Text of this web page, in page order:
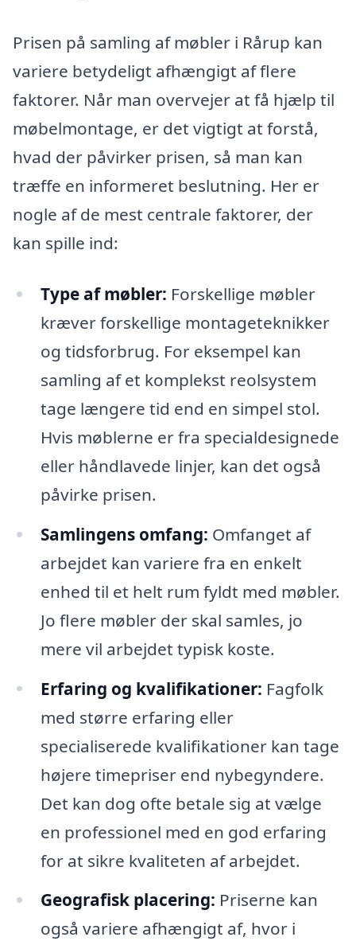
Prisen på samling af møbler i Rårup kan
variere betydeligt afhængigt af flere
faktorer. Når man overvejer at få hjælp til
møbelmontage, er det vigtigt at forstå,
hvad der påvirker prisen, så man kan
træffe en informeret beslutning. Her er
nogle af de mest centrale faktorer, der
kan spille ind:
Type af møbler: Forskellige møbler
kræver forskellige montageteknikker
og tidsforbrug. For eksempel kan
samling af et komplekst reolsystem
tage længere tid end en simpel stol.
Hvis møblerne er fra specialdesignede
eller håndlavede linjer, kan det også
påvirke prisen.
Samlingens omfang: Omfanget af
arbejdet kan variere fra en enkelt
enhed til et helt rum fyldt med møbler.
Jo flere møbler der skal samles, jo
mere vil arbejdet typisk koste.
Erfaring og kvalifikationer: Fagfolk
med større erfaring eller
specialiserede kvalifikationer kan tage
højere timepriser end nybegyndere.
Det kan dog ofte betale sig at vælge
en professionel med en god erfaring
for at sikre kvaliteten af arbejdet.
Geografisk placering: Priserne kan
også variere afhængigt af, hvor i